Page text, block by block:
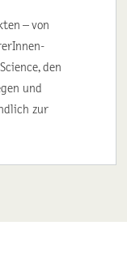
– von
den
und
zur